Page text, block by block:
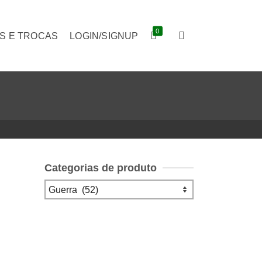
E TROCAS LOGIN/SIGNUP 0
Categorias de produto